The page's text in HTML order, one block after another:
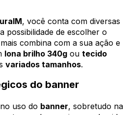
, você conta com diversas
possibilidade de escolher o
combina com a sua ação e
lona brilho 340g ou tecido
variados tamanhos.
do banner
uso do banner, sobretudo na